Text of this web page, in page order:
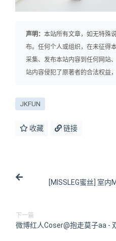
声明： 本站所有文章，如无特殊
布。任何个人或组织，在未征得
采集、发布本站内容到任何网站
站内容侵犯了原著者的合法权益
JKFUN
收藏 链接
[MISSLEG蜜丝] 室内
下一篇
微博红人Coser@抱走莫子aa -